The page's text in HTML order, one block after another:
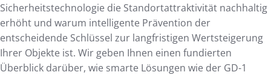
Sicherheitstechnologie die Standortattraktivität nachhaltig
erhöht und warum intelligente Prävention der
entscheidende Schlüssel zur langfristigen Wertsteigerung
Ihrer Objekte ist. Wir geben Ihnen einen fundierten
Überblick darüber, wie smarte Lösungen wie der GD-1